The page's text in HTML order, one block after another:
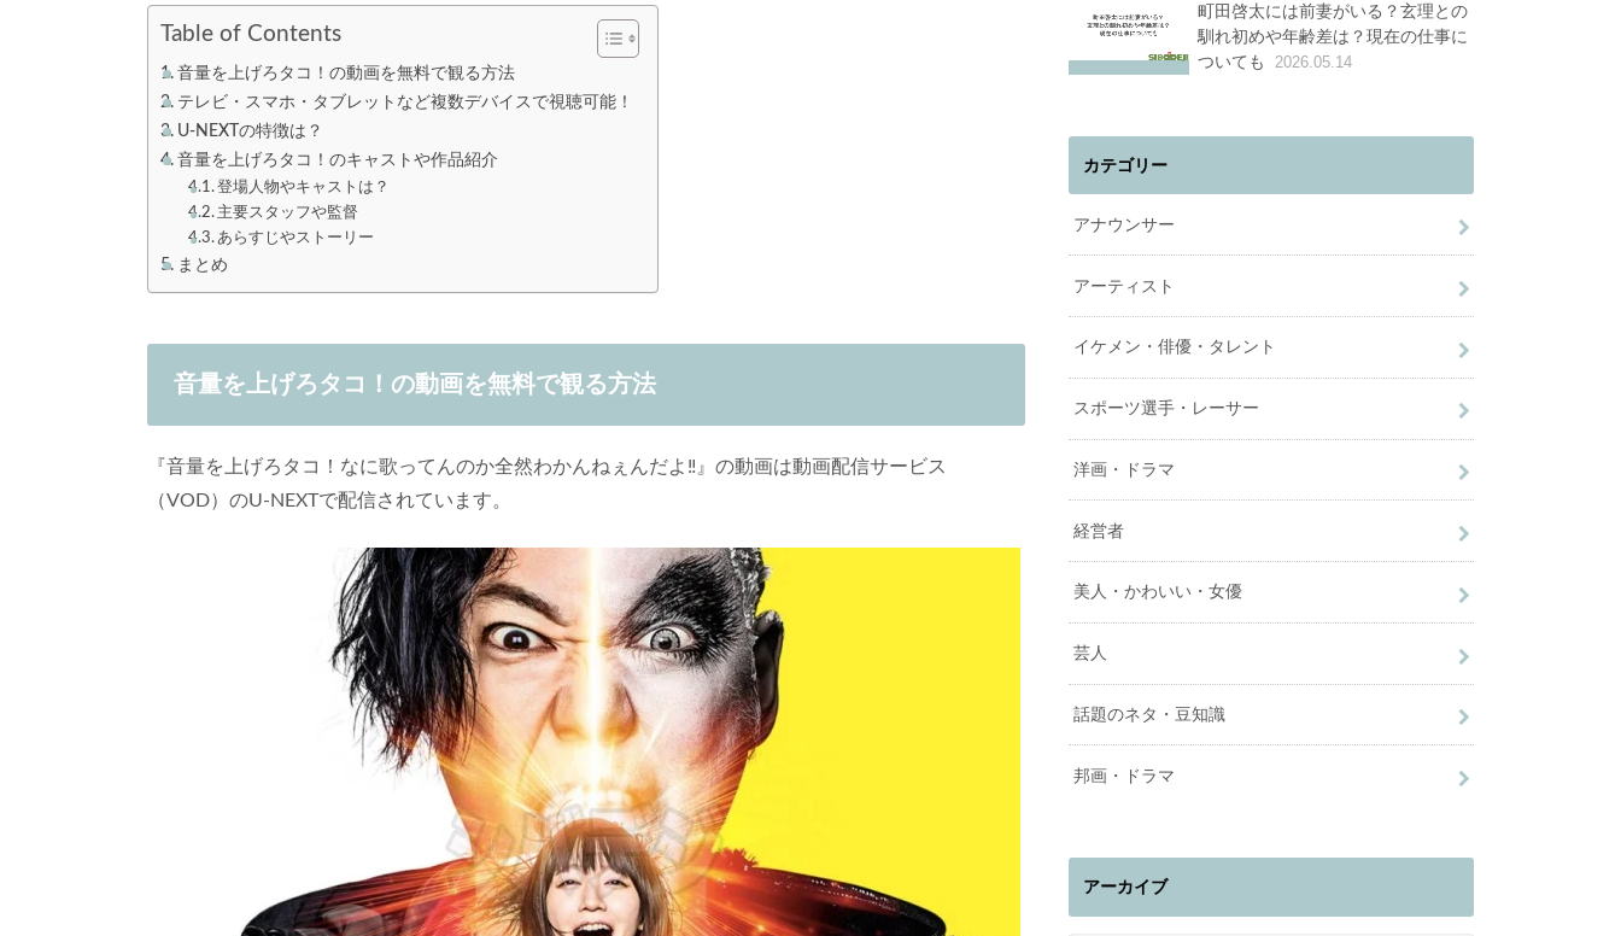
Table of Contents
音量を上げろタコ！の動画を無料で観る方法
テレビ・スマホ・タブレットなど複数デバイスで視聴可能！
U-NEXTの特徴は？
音量を上げろタコ！のキャストや作品紹介
登場人物やキャストは？
主要スタッフや監督
あらすじやストーリー
まとめ
音量を上げろタコ！の動画を無料で観る方法
『音量を上げろタコ！なに歌ってんのか全然わかんねぇんだよ‼』の動画は動画配信サービス
（VOD）のU-NEXTで配信されています。
町田啓太には前妻がいる？玄理との
馴れ初めや年齢差は？現在の仕事に
ついても
2026.05.14
カテゴリー
アナウンサー
アーティスト
イケメン・俳優・タレント
スポーツ選手・レーサー
洋画・ドラマ
経営者
美人・かわいい・女優
芸人
話題のネタ・豆知識
邦画・ドラマ
アーカイブ